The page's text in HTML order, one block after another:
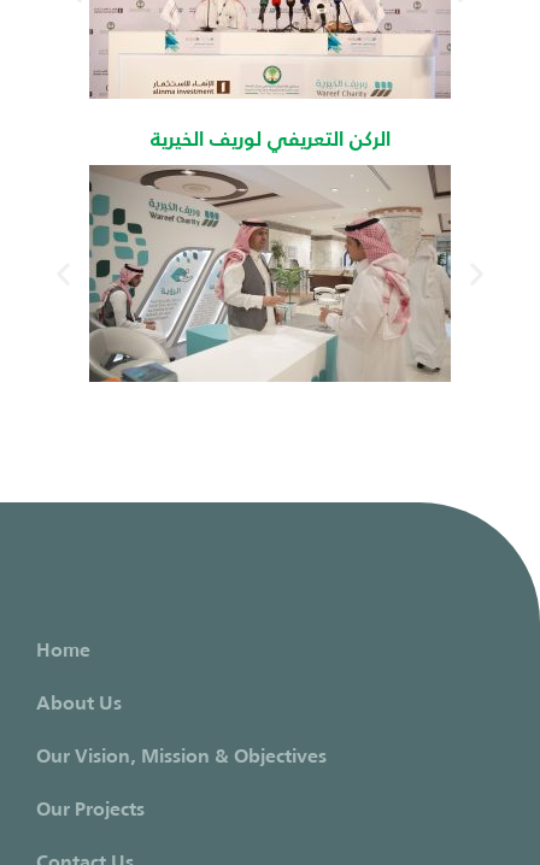
الركن التعريفي لوريف الخيرية
Home
About Us
Our Vision, Mission & Objectives
Our Projects